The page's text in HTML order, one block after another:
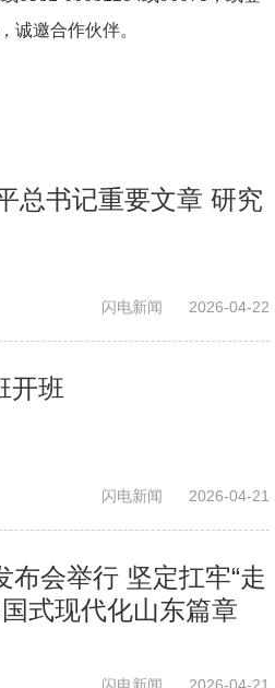
，诚邀合作伙伴。
总书记重要文章 研究
闪电新闻 2026-04-22
开班
闪电新闻 2026-04-21
布会举行 坚定扛牢“走
式现代化山东篇章